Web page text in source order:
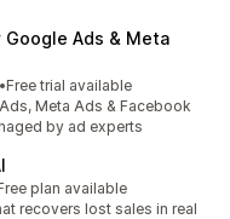
Google Ads & Meta
星
價
•Free trial available
Meta Ads & Facebook
by ad experts
星
價
plan available
recovers lost sales in real